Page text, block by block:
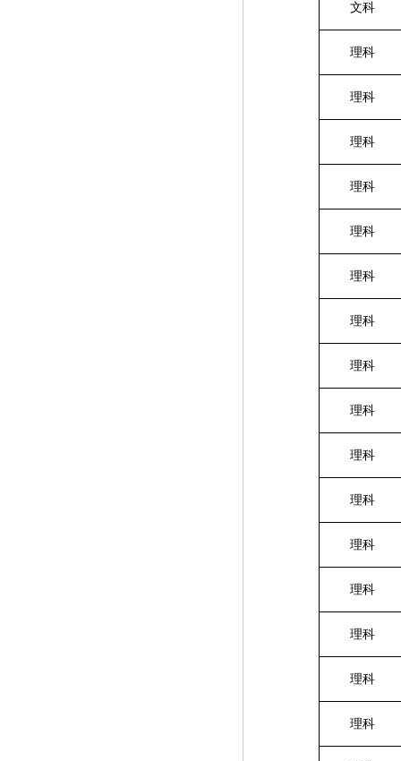
文科
理科
理科
理科
理科
理科
理科
理科
理科
理科
理科
理科
理科
理科
理科
理科
理科